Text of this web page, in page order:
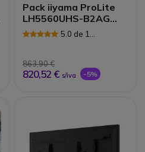
Pack iiyama ProLite
LH5560UHS-B2AG
55" + Suporte de teto
Neomounts FPMA-
5.0 de 1
863,90 €
820,52 € s/iva -5%